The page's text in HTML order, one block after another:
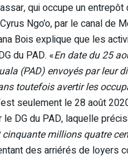
qui occupe un
Ngo’o, par le canal de
Bois explique que les
du PAD. «En date du 25
(PAD) envoyés par leur
toutefois avertir les
seulement le 28 août
DG du PAD, laquelle
cinquante millions quatre
des arriérés de loyers